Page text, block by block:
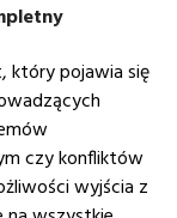
który pojawia się
czy konfliktów
wyjścia z